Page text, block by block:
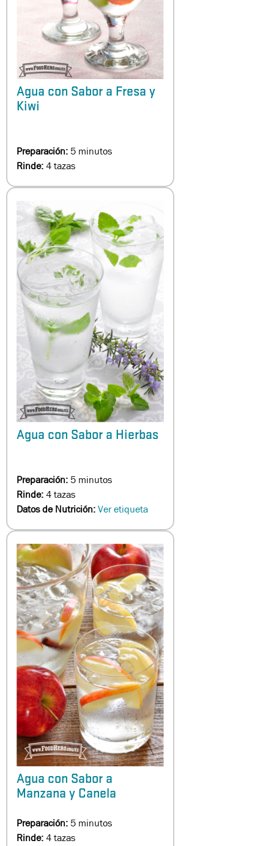
Agua con Sabor a Fresa y
Kiwi
Preparación:5 minutos
Rinde:4 tazas
Agua con Sabor a Hierbas
Preparación:5 minutos
Rinde:4 tazas
Datos de Nutrición:Ver etiqueta
Agua con Sabor a
Manzana y Canela
Preparación:5 minutos
Rinde:4 tazas